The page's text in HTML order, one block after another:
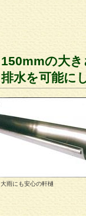
150mmの大
排水を可能に
大雨にも安心の軒樋